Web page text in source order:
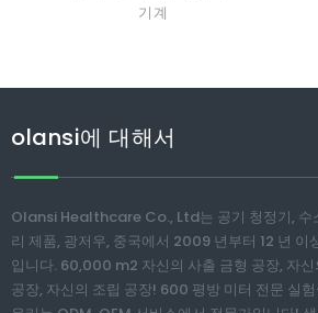
기계
olansi에 대해서
Olansi Healthcare Co., Ltd는 공기 청정기, 수
리 제품, 광저우, 중국에서 2009 년부터 12 년 이
입니다. 60,000 m2 자신의 사출 금형 공장, 자신
공장, 자신의 조립 공장! 600 평방 미터 전문 실